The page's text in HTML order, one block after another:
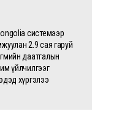
системээр
2.9 сая гаруй
даатгалын
үйлчилгээг
хүргэлээ